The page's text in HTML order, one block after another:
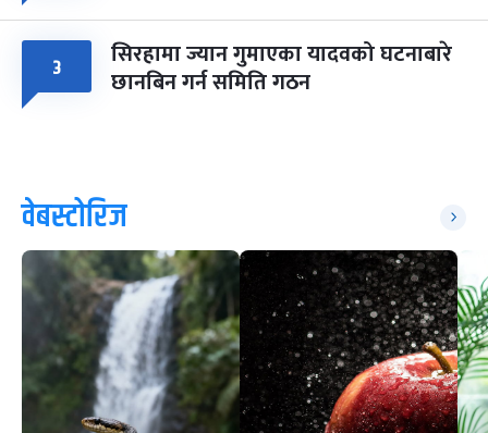
३ सिरहामा ज्यान गुमाएका यादवको घटनाबारे
छानबिन गर्न समिति गठन
वेबस्टोरिज